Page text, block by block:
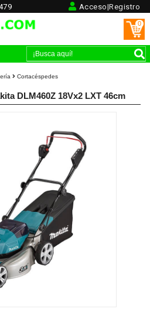
Acceso|Registro
0
Cortacéspedes
DLM460Z 18Vx2 LXT 46cm